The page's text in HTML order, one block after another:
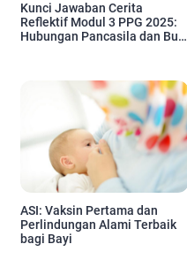
Kunci Jawaban Cerita
Reflektif Modul 3 PPG 2025:
Hubungan Pancasila dan Budi
ASI: Vaksin Pertama dan
Perlindungan Alami Terbaik
bagi Bayi